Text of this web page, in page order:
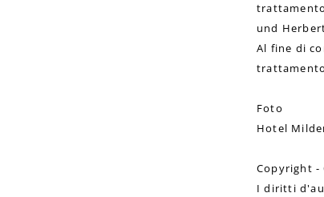
und
Al fine di
Foto
Hotel
Copyright -
I diritti